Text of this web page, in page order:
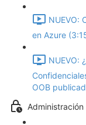
NUEVO:
en Azure
NUEVO:
OOB